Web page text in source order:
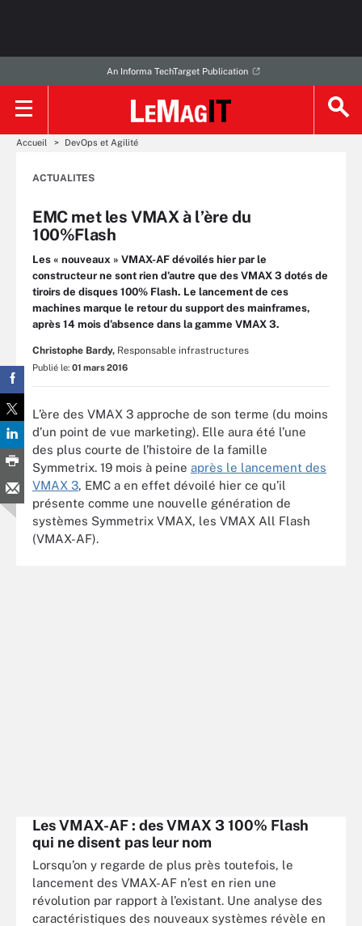
An Informa TechTarget Publication
Accueil DevOps et Agilité
ACTUALITES
EMC met les VMAX à l’ère du
100%Flash
Les « nouveaux » VMAX-AF dévoilés hier par le
constructeur ne sont rien d’autre que des VMAX 3 dotés de
tiroirs de disques 100% Flash. Le lancement de ces
machines marque le retour du support des mainframes,
après 14 mois d’absence dans la gamme VMAX 3.
Christophe Bardy, Responsable infrastructures
Publié le: 01 mars 2016
L’ère des VMAX 3 approche de son terme (du moins
d’un point de vue marketing). Elle aura été l’une
des plus courte de l’histoire de la famille
Symmetrix. 19 mois à peine après le lancement des
VMAX 3, EMC a en effet dévoilé hier ce qu’il
présente comme une nouvelle génération de
systèmes Symmetrix VMAX, les VMAX All Flash
(VMAX-AF).
Les VMAX-AF : des VMAX 3 100% Flash
qui ne disent pas leur nom
Lorsqu’on y regarde de plus près toutefois, le
lancement des VMAX-AF n’est en rien une
révolution par rapport à l’existant. Une analyse des
caractéristiques des nouveaux systèmes révèle en